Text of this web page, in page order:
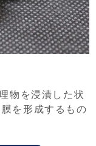
物を浸漬した状
を形成するもの